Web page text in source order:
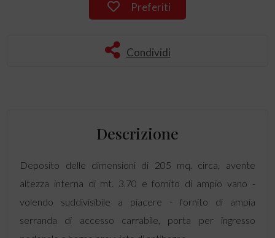
Preferiti
Condividi
Descrizione
Deposito delle dimensioni di 205 mq. circa, avente
altezza interna di mt. 3,70 e fornito di ampio vano -
volendo suddivisibile a piacere - fornito di ampia
serranda di accesso carrabile, porta per ingresso